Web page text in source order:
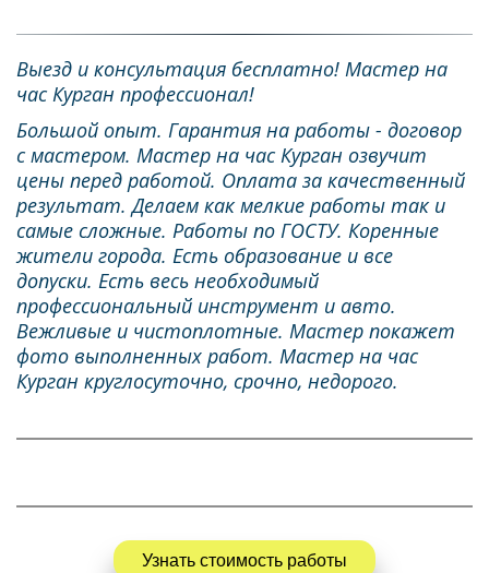
Выезд и консультация бесплатно! Мастер на
час Курган профессионал!
Большой опыт. Гарантия на работы - договор
с мастером. Мастер на час Курган озвучит
цены перед работой. Оплата за качественный
результат. Делаем как мелкие работы так и
самые сложные. Работы по ГОСТУ. Коренные
жители города. Есть образование и все
допуски. Есть весь необходимый
профессиональный инструмент и авто.
Вежливые и чистоплотные. Мастер покажет
фото выполненных работ. Мастер на час
Курган круглосуточно, срочно, недорого.
Узнать стоимость работы